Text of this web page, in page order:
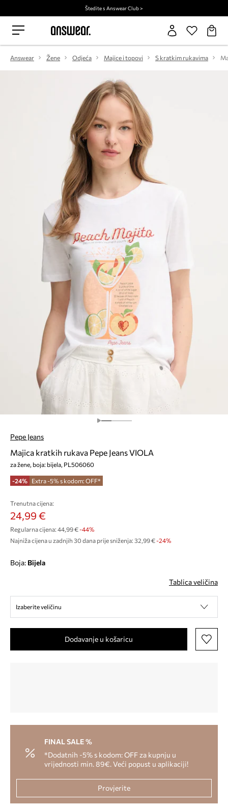
Štedite s Answear Club >
Answear Žene Odjeća Majice i topovi S kratkim rukavima
Pepe Jeans
Majica kratkih rukava Pepe Jeans VIOLA
za žene, boja: bijela, PL506060
-24% Extra -5% s kodom: OFF*
Trenutna cijena:
24,99 €
Regularna cijena: 44,99 €-44%
Najniža cijena u zadnjih 30 dana prije sniženja: 32,99 € -24%
Boja: bijela
Tablica veličina
Izaberite veličinu
Dodavanje u košaricu
FINAL SALE %
*Dodatnih -5% s kodom: OFF za kupnju u
vrijednosti min. 89€. Veći popust u aplikaciji!
Provjerite